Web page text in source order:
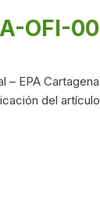
OFI-
– EPA
del